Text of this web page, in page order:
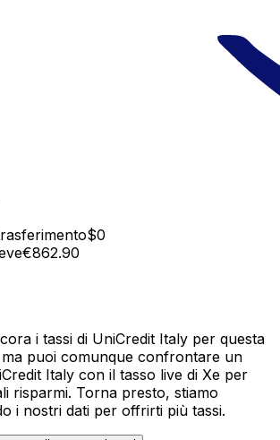
$0
€862.90
i tassi di UniCredit Italy per questa
puoi comunque confrontare un
Italy con il tasso live di Xe per
risparmi. Torna presto, stiamo
i nostri dati per offrirti più tassi.